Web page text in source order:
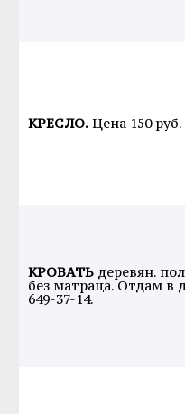
КРЕСЛО. Цена 150
КРОВАТЬ деревян.
без матраца. Отдам в
649-37-14.